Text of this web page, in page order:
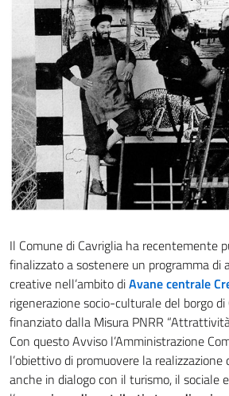
Il Comune di Cavriglia ha recentemente
finalizzato a sostenere un programma
creative nell’ambito diAvane centrale
rigenerazione socio-culturale del borgo di
finanziato dalla Misura PNRR
Con questo Avviso l’Amministrazione
l’obiettivo di promuovere la
anche in dialogo con il turismo, il sociale